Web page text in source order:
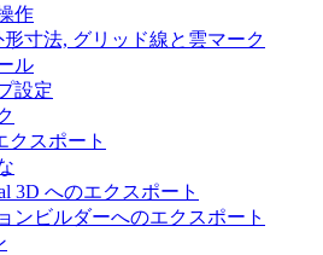
作
形寸法, グリッド線と雲マーク
ル
設定
クスポート
3D へのエクスポート
ンビルダーへのエクスポート